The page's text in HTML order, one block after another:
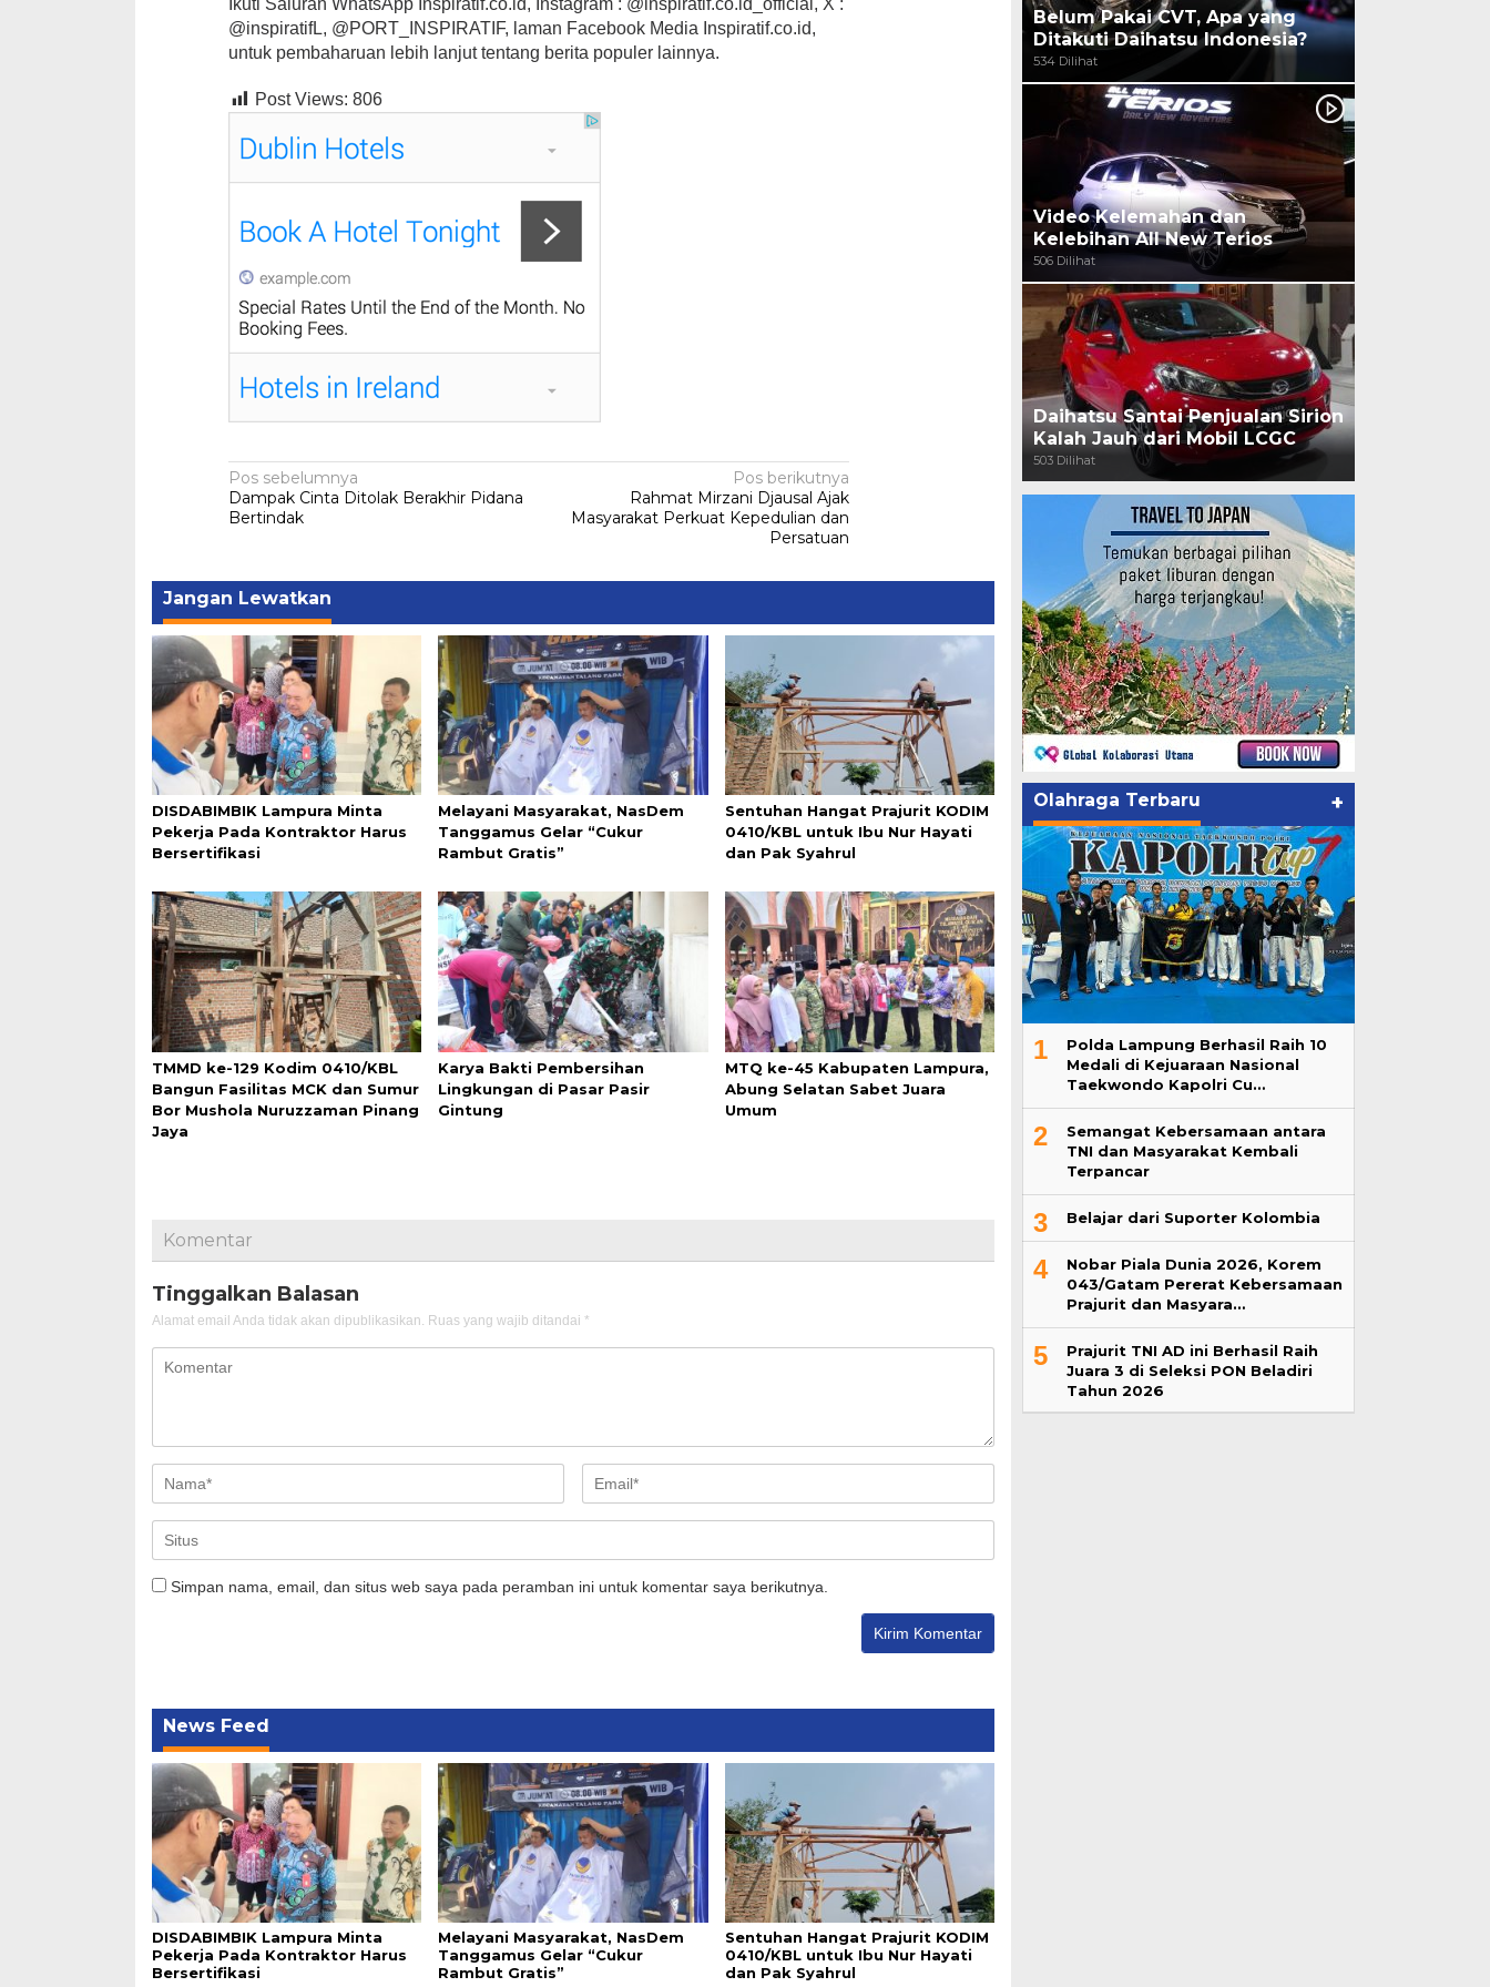
@inspiratifL, @PORT_INSPIRATIF, laman Facebook Media Inspiratif.co.id,
untuk pembaharuan lebih lanjut tentang berita populer lainnya.
Post Views: 806
Navigasi
pos
Pos sebelumnya
Dampak Cinta Ditolak Berakhir Pidana
Bertindak
Pos berikutnya
Rahmat Mirzani Djausal Ajak
Masyarakat Perkuat Kepedulian dan
Persatuan
Jangan Lewatkan
DISDABIMBIK Lampura Minta
Pekerja Pada Kontraktor Harus
Bersertifikasi
Melayani Masyarakat, NasDem
Tanggamus Gelar “Cukur
Rambut Gratis”
Sentuhan Hangat Prajurit KODIM
0410/KBL untuk Ibu Nur Hayati
dan Pak Syahrul
TMMD ke-129 Kodim 0410/KBL
Bangun Fasilitas MCK dan Sumur
Bor Mushola Nuruzzaman Pinang
Jaya
Karya Bakti Pembersihan
Lingkungan di Pasar Pasir
Gintung
MTQ ke-45 Kabupaten Lampura,
Abung Selatan Sabet Juara
Umum
Komentar
Tinggalkan Balasan
Alamat email Anda tidak akan dipublikasikan. Ruas yang wajib ditandai *
Simpan nama, email, dan situs web saya pada peramban ini untuk komentar saya berikutnya.
News Feed
DISDABIMBIK Lampura Minta
Pekerja Pada Kontraktor Harus
Bersertifikasi
Melayani Masyarakat, NasDem
Tanggamus Gelar “Cukur
Rambut Gratis”
Sentuhan Hangat Prajurit KODIM
0410/KBL untuk Ibu Nur Hayati
dan Pak Syahrul
Belum Pakai CVT, Apa yang
Ditakuti Daihatsu Indonesia?
534 Dilihat
Video Kelemahan dan
Kelebihan All New Terios
506 Dilihat
Daihatsu Santai Penjualan Sirion
Kalah Jauh dari Mobil LCGC
503 Dilihat
Olahraga Terbaru +
1
Polda Lampung Berhasil Raih 10
Medali di Kejuaraan Nasional
Taekwondo Kapolri Cu…
2
Semangat Kebersamaan antara
TNI dan Masyarakat Kembali
Terpancar
3 Belajar dari Suporter Kolombia
4
Nobar Piala Dunia 2026, Korem
043/Gatam Pererat Kebersamaan
Prajurit dan Masyara…
5
Prajurit TNI AD ini Berhasil Raih
Juara 3 di Seleksi PON Beladiri
Tahun 2026